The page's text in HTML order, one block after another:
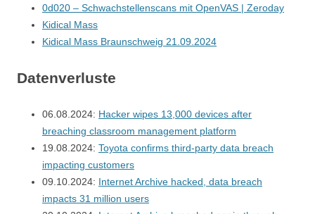
0d020 – Schwachstellenscans mit OpenVAS | Zeroday
Kidical Mass
Kidical Mass Braunschweig 21.09.2024
Datenverluste
06.08.2024: Hacker wipes 13,000 devices after
breaching classroom management platform
19.08.2024: Toyota confirms third-party data breach
impacting customers
09.10.2024: Internet Archive hacked, data breach
impacts 31 million users